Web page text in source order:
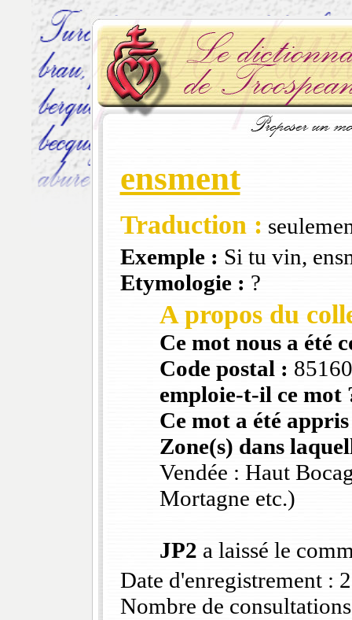
ensment
Traduction :
Exemple : Si tu vin,
Etymologie : ?
A propos du
Ce mot nous a été
Code postal :
emploie-t-il ce mot
Ce mot a été
Zone(s) dans
Vendée : Haut
Mortagne etc.)
JP2 a laissé le
Date d'enregistrement :
Nombre de